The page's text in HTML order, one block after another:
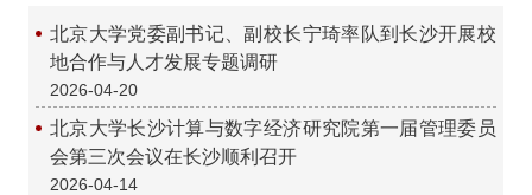
北京大学党委副书记、副校长宁琦率队到长沙开展校
地合作与人才发展专题调研
2026-04-20
北京大学长沙计算与数字经济研究院第一届管理委员
会第三次会议在长沙顺利召开
2026-04-14